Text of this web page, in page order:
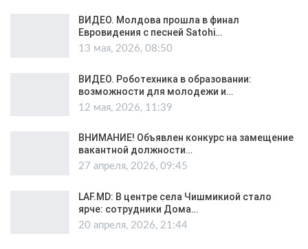
ВИДЕО. Молдова прошла в финал
Евровидения с песней Satohi…
13 мая, 2026, 08:50
ВИДЕО. Роботехника в образовании:
возможности для молодежи и…
12 мая, 2026, 11:39
ВНИМАНИЕ! Объявлен конкурс на замещение
вакантной должности…
27 апреля, 2026, 09:45
LAF.MD: В центре села Чишмикиой стало
ярче: сотрудники Дома…
20 апреля, 2026, 21:44